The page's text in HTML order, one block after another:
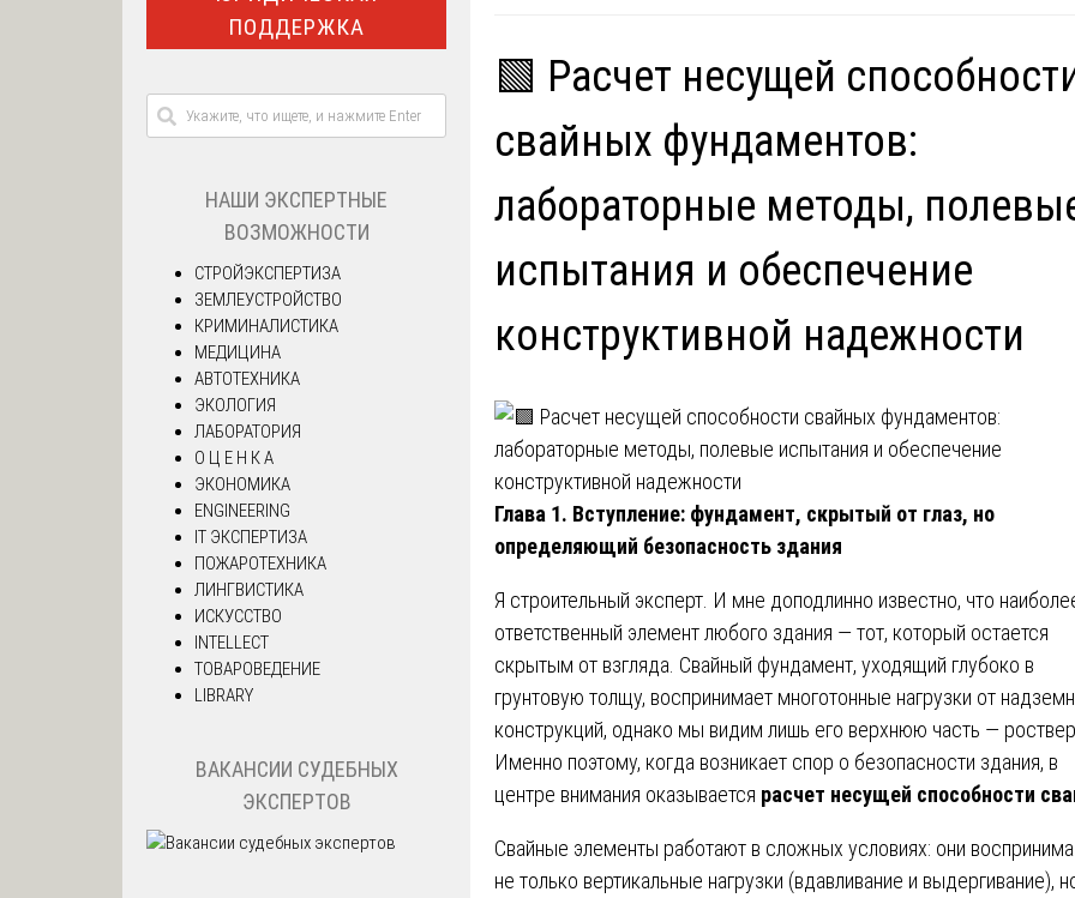
🟩 Расчет несущей
свайных фундаментов:
лабораторные методы,
испытания и обеспечение
конструктивной надежности
Глава 1. Вступление: фундамент, скрытый от глаз, но
определяющий безопасность здания
Я строительный эксперт. И мне доподлинно известно, что
ответственный элемент любого здания — тот, который остается
скрытым от взгляда. Свайный фундамент, уходящий глубоко в
грунтовую толщу, воспринимает многотонные нагрузки от
конструкций, однако мы видим лишь его верхнюю часть —
Именно поэтому, когда возникает спор о безопасности здания, в
центре внимания оказывается расчет несущей способности
Свайные элементы работают в сложных условиях: они
не только вертикальные нагрузки (вдавливание и выдергивание),
ПОДДЕРЖКА
НАШИ ЭКСПЕРТНЫЕ
ВОЗМОЖНОСТИ
СТРОЙЭКСПЕРТИЗА
ЗЕМЛЕУСТРОЙСТВО
КРИМИНАЛИСТИКА
МЕДИЦИНА
АВТОТЕХНИКА
ЭКОЛОГИЯ
ЛАБОРАТОРИЯ
О Ц Е Н К А
ЭКОНОМИКА
ENGINEERING
IT ЭКСПЕРТИЗА
ПОЖАРОТЕХНИКА
ЛИНГВИСТИКА
ИСКУССТВО
INTELLECT
ТОВАРОВЕДЕНИЕ
LIBRARY
ВАКАНСИИ СУДЕБНЫХ
ЭКСПЕРТОВ